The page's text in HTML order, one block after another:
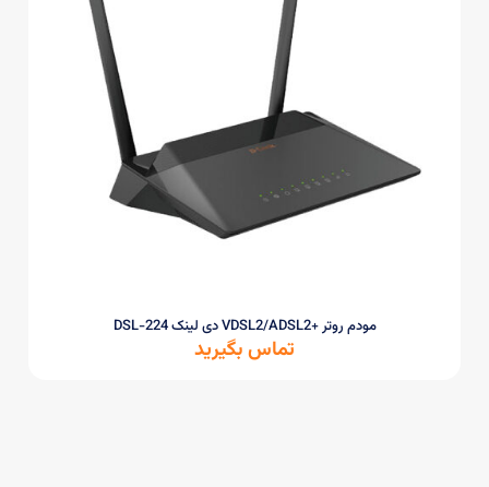
مودم روتر +VDSL2/ADSL2 دی لینک DSL-224
تماس بگیرید